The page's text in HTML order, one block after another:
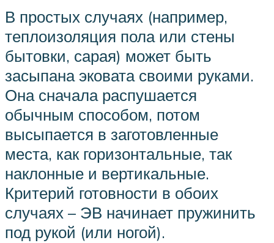
В простых случаях (например,
теплоизоляция пола или стены
бытовки, сарая) может быть
засыпана эковата своими руками.
Она сначала распушается
обычным способом, потом
высыпается в заготовленные
места, как горизонтальные, так
наклонные и вертикальные.
Критерий готовности в обоих
случаях – ЭВ начинает пружинить
под рукой (или ногой).